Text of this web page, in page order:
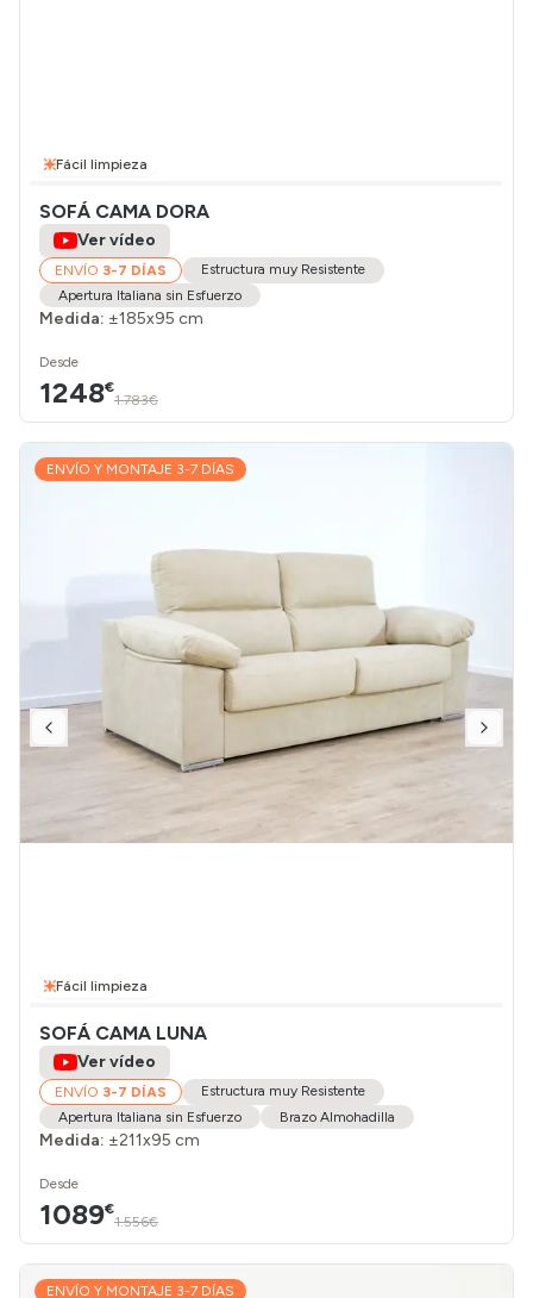
Fácil limpieza
SOFÁ CAMA DORA
Ver vídeo
ENVÍO 3-7 DÍAS
Estructura muy Resistente
Apertura Italiana sin Esfuerzo
Medida: ±185x95 cm
Desde
1248€
1.783€
ENVÍO Y MONTAJE 3-7 DÍAS
Fácil limpieza
SOFÁ CAMA LUNA
Ver vídeo
ENVÍO 3-7 DÍAS
Estructura muy Resistente
Apertura Italiana sin Esfuerzo
Brazo Almohadilla
Medida: ±211x95 cm
Desde
1089€
1.556€
ENVÍO Y MONTAJE 3-7 DÍAS